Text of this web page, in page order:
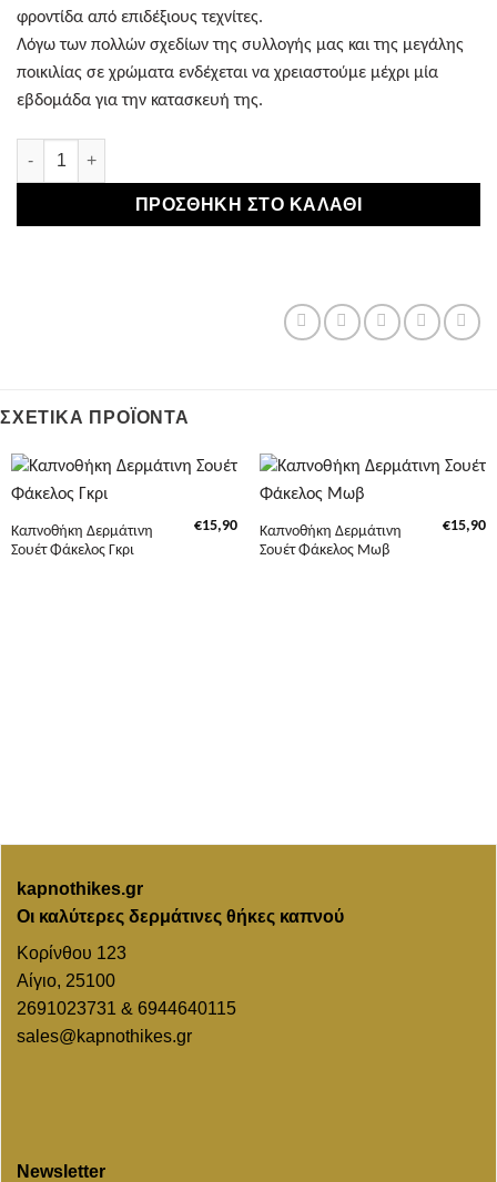
φροντίδα από επιδέξιους τεχνίτες.
Λόγω των πολλών σχεδίων της συλλογής μας και της μεγάλης
ποικιλίας σε χρώματα ενδέχεται να χρειαστούμε μέχρι μία
εβδομάδα για την κατασκευή της.
Καπνοθήκη Μικρό Πουγκί Δερματινη Σουέτ Μπλε ποσότητα
ΠΡΟΣΘΉΚΗ ΣΤΟ ΚΑΛΆΘΙ
ΣΧΕΤΙΚΆ ΠΡΟΪΌΝΤΑ
Καπνοθήκη Δερμάτινη
Σουέτ Φάκελος Γκρι
€15,90
Καπνοθήκη Δερμάτινη
Σουέτ Φάκελος Μωβ
€15,90
kapnothikes.gr
Οι καλύτερες δερμάτινες θήκες καπνού
Κορίνθου 123
Αίγιο, 25100
2691023731 & 6944640115
sales@kapnothikes.gr
Newsletter